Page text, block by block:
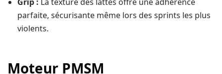
parfaite, sécurisante même lors des sprints les plus
violents.
Moteur PMSM